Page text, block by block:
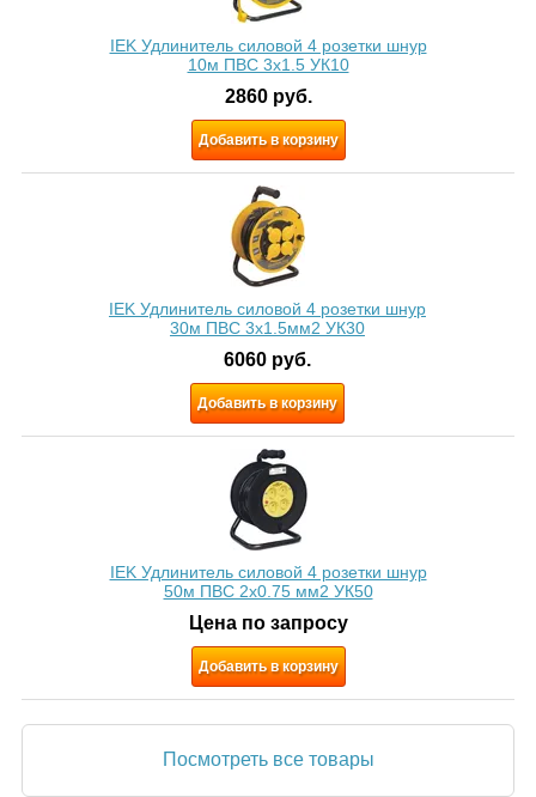
IEK Удлинитель силовой 4 розетки шнур
10м ПВС 3x1.5 УК10
2860 руб.
Добавить в корзину
IEK Удлинитель силовой 4 розетки шнур
30м ПВС 3х1.5мм2 УК30
6060 руб.
Добавить в корзину
IEK Удлинитель силовой 4 розетки шнур
50м ПВС 2х0.75 мм2 УК50
Цена по запросу
Добавить в корзину
Посмотреть все товары